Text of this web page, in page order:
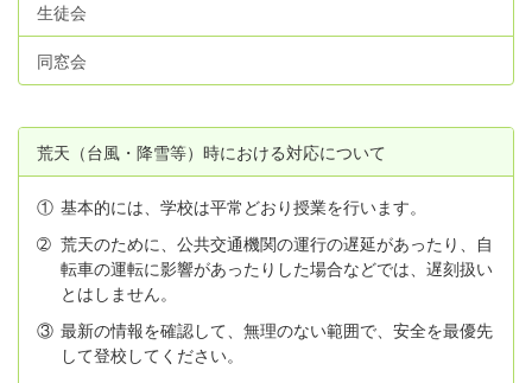
生徒会
同窓会
荒天（台風・降雪等）時における対応について
① 基本的には、学校は平常どおり授業を行います。
➁ 荒天のために、公共交通機関の運行の遅延があったり、自
転車の運転に影響があったりした場合などでは、遅刻扱い
とはしません。
③ 最新の情報を確認して、無理のない範囲で、安全を最優先
して登校してください。